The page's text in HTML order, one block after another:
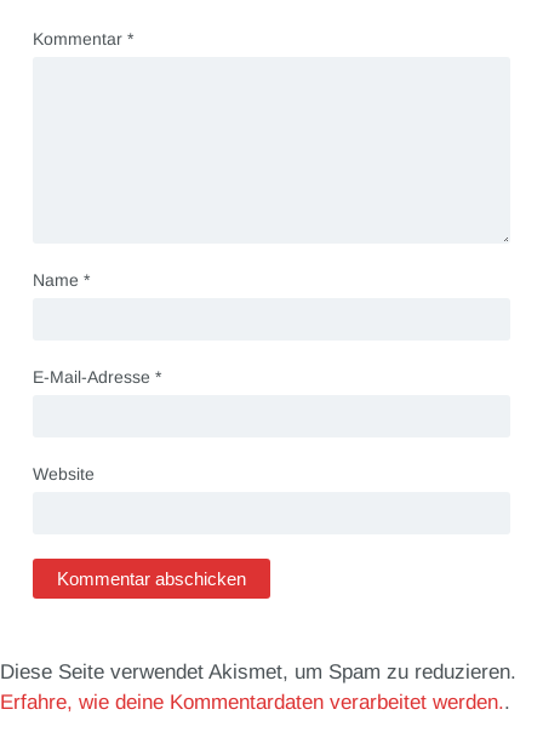
Kommentar *
Name *
E-Mail-Adresse *
Website
Diese Seite verwendet Akismet, um Spam zu reduzieren.
Erfahre, wie deine Kommentardaten verarbeitet werden..